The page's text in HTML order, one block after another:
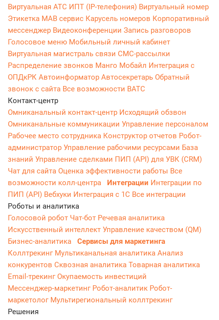
Виртуальная АТС ИПТ (IP-телефония) Виртуальный номер
Этикетка МАВ сервис Карусель номеров Корпоративный
мессенджер Видеоконференции Запись разговоров
Голосовое меню Мобильный личный кабинет
Виртуальная магистраль связи СМС-рассылки
Распределение звонков Манго Мобайл Интеграция с
ОПДкРК Автоинформатор Автосекретарь Обратный
звонок с сайта Все возможности ВАТС
Контакт-центр
Омниканальный контакт-центр Исходящий обзвон
Омниканальные коммуникации Управление персоналом
Рабочее место сотрудника Конструктор отчетов Робот-
администратор Управление рабочими ресурсами База
знаний Управление сделками ПИП (API) для УВК (CRM)
Чат для сайта Оценка эффективности работы Все
возможности колл-центра
Интеграции Интеграции по
ПИП (API) Вебхуки Интеграция с 1С Все интеграции
Роботы и аналитика
Голосовой робот Чат-бот Речевая аналитика
Искусственный интеллект Управление качеством (QM)
Бизнес-аналитика
Сервисы для маркетинга
Коллтрекинг Мультиканальная аналитика Анализ
конкурентов Сквозная аналитика Товарная аналитика
Email-трекингОкупаемость инвестиций
Мессенджер‑маркетинг Робот-аналитик Робот-
маркетолог Мультирегиональный коллтрекинг
Решения